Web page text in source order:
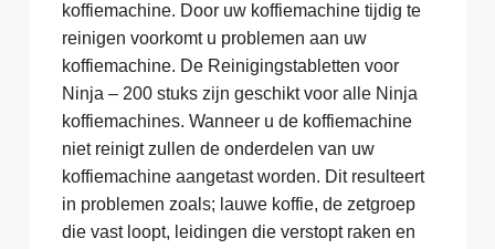
koffiemachine. Door uw koffiemachine tijdig te
reinigen voorkomt u problemen aan uw
koffiemachine. De Reinigingstabletten voor
Ninja – 200 stuks zijn geschikt voor alle Ninja
koffiemachines. Wanneer u de koffiemachine
niet reinigt zullen de onderdelen van uw
koffiemachine aangetast worden. Dit resulteert
in problemen zoals; lauwe koffie, de zetgroep
die vast loopt, leidingen die verstopt raken en